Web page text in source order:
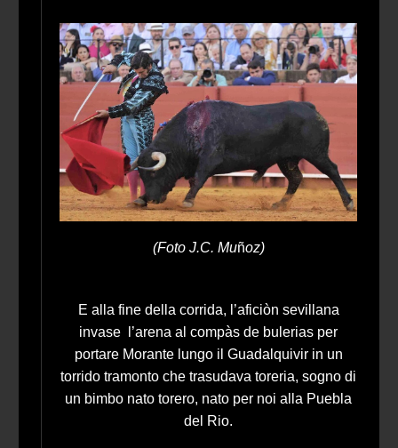
(Foto J.C. Muñoz)
E alla fine della corrida, l’aficiòn sevillana
invase l’arena al compàs de bulerias per
portare Morante lungo il Guadalquivir in un
torrido tramonto che trasudava toreria, sogno di
un bimbo nato torero, nato per noi alla Puebla
del Rio.